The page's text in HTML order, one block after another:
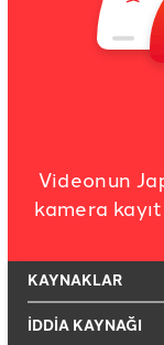
Videonun
kamera
KAYNAKLAR
İDDİA KAYNAĞI